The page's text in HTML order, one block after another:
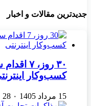
جدیدترین مقالات و اخبار
۳۰
کسب‌وکار
15 مرداد 1405 ۰ 28